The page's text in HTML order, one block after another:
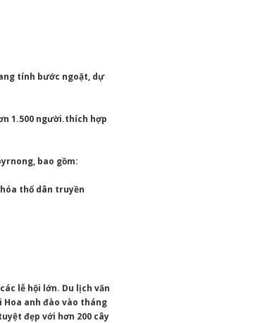
tính bước ngoặt, dự
1.500 người.thích hợp
bao gồm:
thổ dân truyền
lễ hội lớn. Du lịch văn
anh đào vào tháng
đẹp với hơn 200 cây